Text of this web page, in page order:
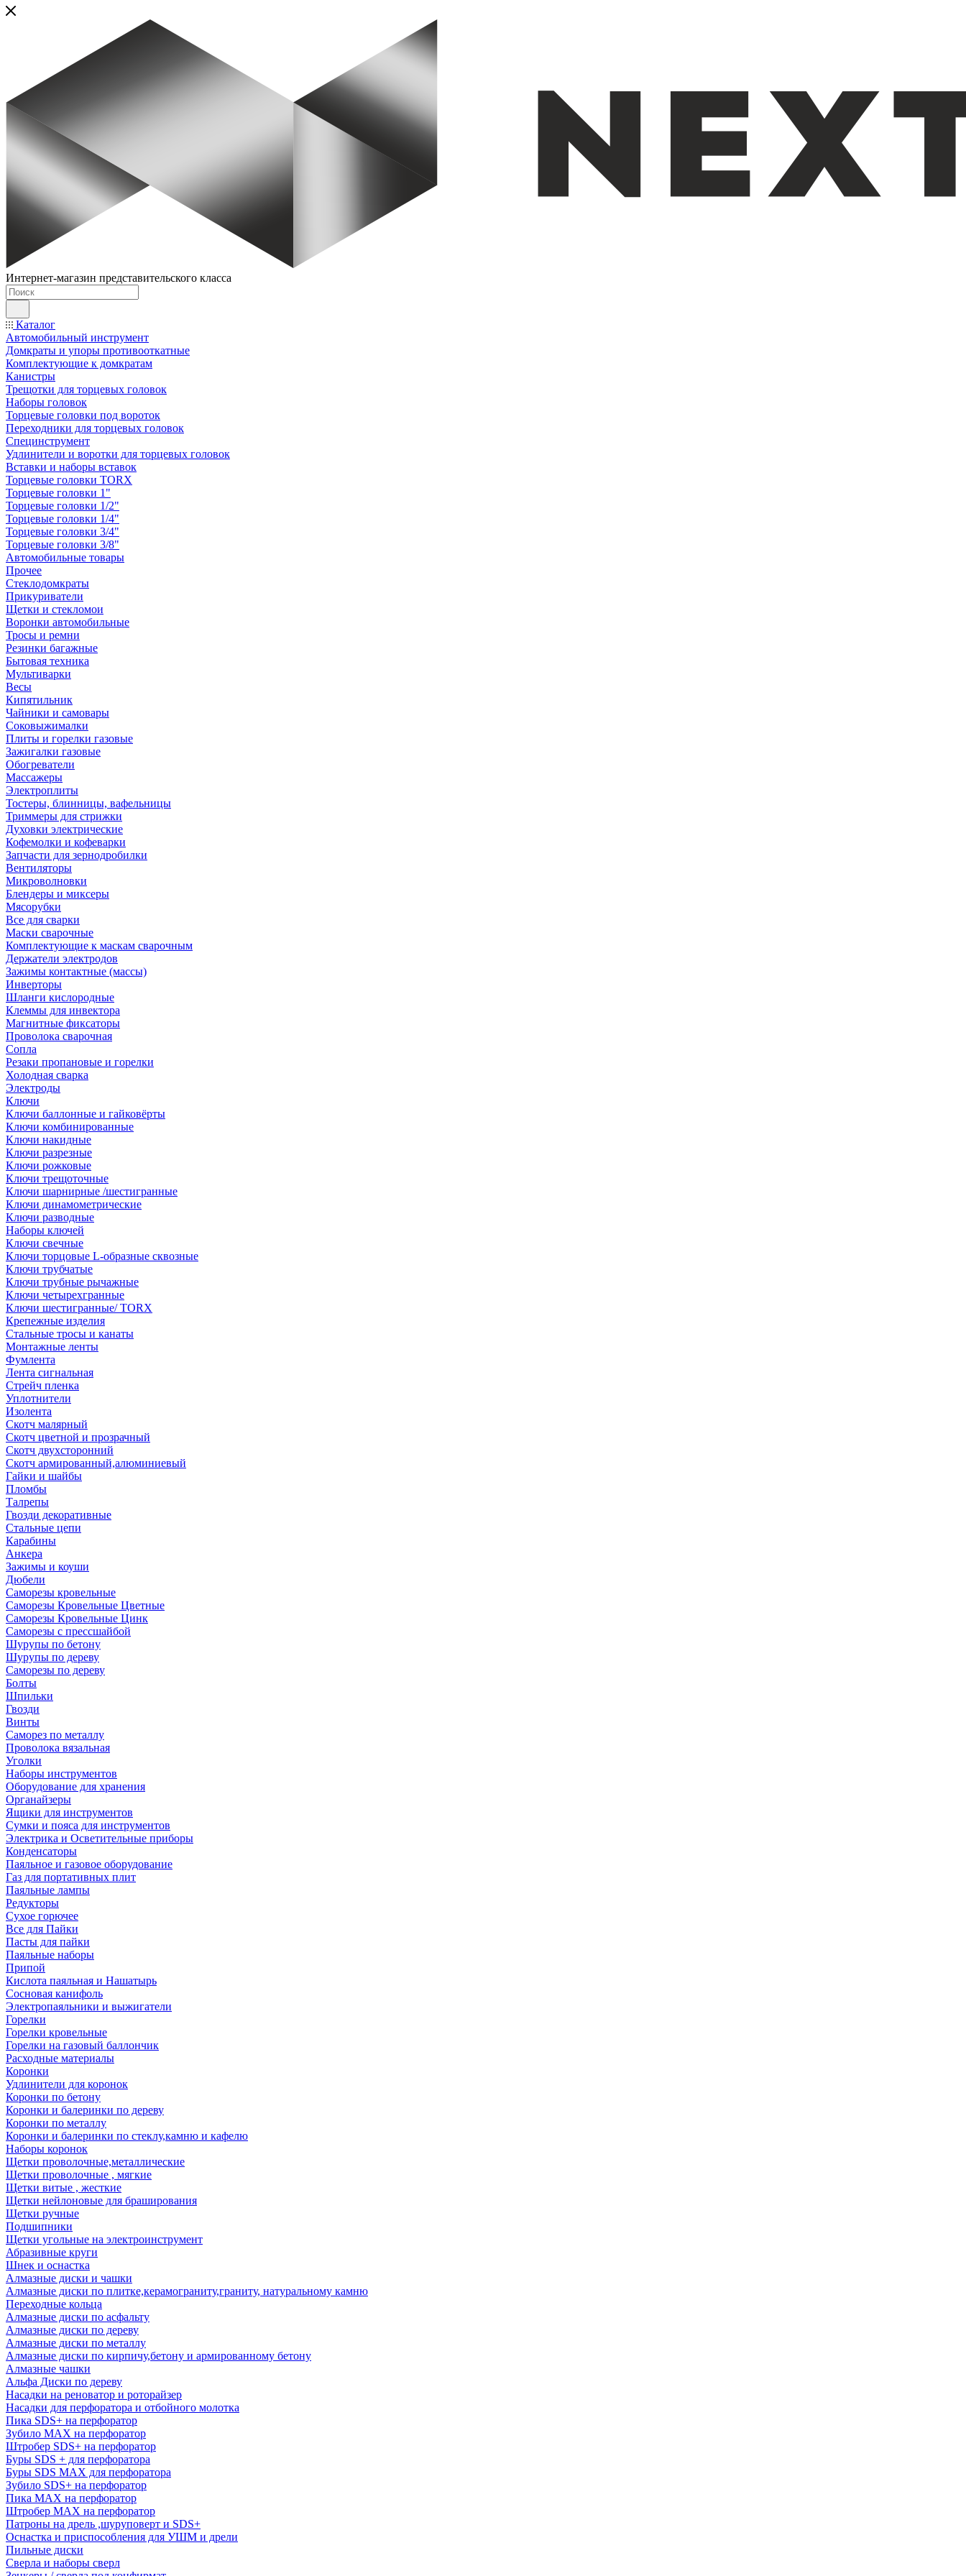
Интернет-магазин представительского класса
Каталог
Автомобильный инструмент
Домкраты и упоры противооткатные
Комплектующие к домкратам
Канистры
Трещотки для торцевых головок
Наборы головок
Торцевые головки под вороток
Переходники для торцевых головок
Специнструмент
Удлинители и воротки для торцевых головок
Вставки и наборы вставок
Торцевые головки TORX
Торцевые головки 1"
Торцевые головки 1/2"
Торцевые головки 1/4"
Торцевые головки 3/4"
Торцевые головки 3/8"
Автомобильные товары
Прочее
Стеклодомкраты
Прикуриватели
Щетки и стекломои
Воронки автомобильные
Тросы и ремни
Резинки багажные
Бытовая техника
Мультиварки
Весы
Кипятильник
Чайники и самовары
Соковыжималки
Плиты и горелки газовые
Зажигалки газовые
Обогреватели
Массажеры
Электроплиты
Тостеры, блинницы, вафельницы
Триммеры для стрижки
Духовки электрические
Кофемолки и кофеварки
Запчасти для зернодробилки
Вентиляторы
Микроволновки
Блендеры и миксеры
Мясорубки
Все для сварки
Маски сварочные
Комплектующие к маскам сварочным
Держатели электродов
Зажимы контактные (массы)
Инверторы
Шланги кислородные
Клеммы для инвектора
Магнитные фиксаторы
Проволока сварочная
Сопла
Резаки пропановые и горелки
Холодная сварка
Электроды
Ключи
Ключи баллонные и гайковёрты
Ключи комбинированные
Ключи накидные
Ключи разрезные
Ключи рожковые
Ключи трещоточные
Ключи шарнирные /шестигранные
Ключи динамометрические
Ключи разводные
Наборы ключей
Ключи свечные
Ключи торцовые L-образные сквозные
Ключи трубчатые
Ключи трубные рычажные
Ключи четырехгранные
Ключи шестигранные/ TORX
Крепежные изделия
Стальные тросы и канаты
Монтажные ленты
Фумлента
Лента сигнальная
Стрейч пленка
Уплотнители
Изолента
Скотч малярный
Скотч цветной и прозрачный
Скотч двухсторонний
Скотч армированный,алюминиевый
Гайки и шайбы
Пломбы
Талрепы
Гвозди декоративные
Стальные цепи
Карабины
Анкера
Зажимы и коуши
Дюбели
Саморезы кровельные
Саморезы Кровельные Цветные
Саморезы Кровельные Цинк
Саморезы с прессшайбой
Шурупы по бетону
Шурупы по дереву
Саморезы по дереву
Болты
Шпильки
Гвозди
Винты
Саморез по металлу
Проволока вязальная
Уголки
Наборы инструментов
Оборудование для хранения
Органайзеры
Ящики для инструментов
Сумки и пояса для инструментов
Электрика и Осветительные приборы
Конденсаторы
Паяльное и газовое оборудование
Газ для портативных плит
Паяльные лампы
Редукторы
Сухое горючее
Все для Пайки
Пасты для пайки
Паяльные наборы
Припой
Кислота паяльная и Нашатырь
Сосновая канифоль
Электропаяльники и выжигатели
Горелки
Горелки кровельные
Горелки на газовый баллончик
Расходные материалы
Коронки
Удлинители для коронок
Коронки по бетону
Коронки и балеринки по дереву
Коронки по металлу
Коронки и балеринки по стеклу,камню и кафелю
Наборы коронок
Щетки проволочные,металлические
Щетки проволочные , мягкие
Щетки витые , жесткие
Щетки нейлоновые для браширования
Щетки ручные
Подшипники
Щетки угольные на электроинструмент
Абразивные круги
Шнек и оснастка
Алмазные диски и чашки
Алмазные диски по плитке,керамограниту,граниту, натуральному камню
Переходные кольца
Алмазные диски по асфальту
Алмазные диски по дереву
Алмазные диски по металлу
Алмазные диски по кирпичу,бетону и армированному бетону
Алмазные чашки
Альфа Диски по дереву
Насадки на реноватор и роторайзер
Насадки для перфоратора и отбойного молотка
Пика SDS+ на перфоратор
Зубило MAX на перфоратор
Штробер SDS+ на перфоратор
Буры SDS + для перфоратора
Буры SDS MAX для перфоратора
Зубило SDS+ на перфоратор
Пика MAX на перфоратор
Штробер MAX на перфоратор
Патроны на дрель ,шуруповерт и SDS+
Оснастка и приспособления для УШМ и дрели
Пильные диски
Сверла и наборы сверл